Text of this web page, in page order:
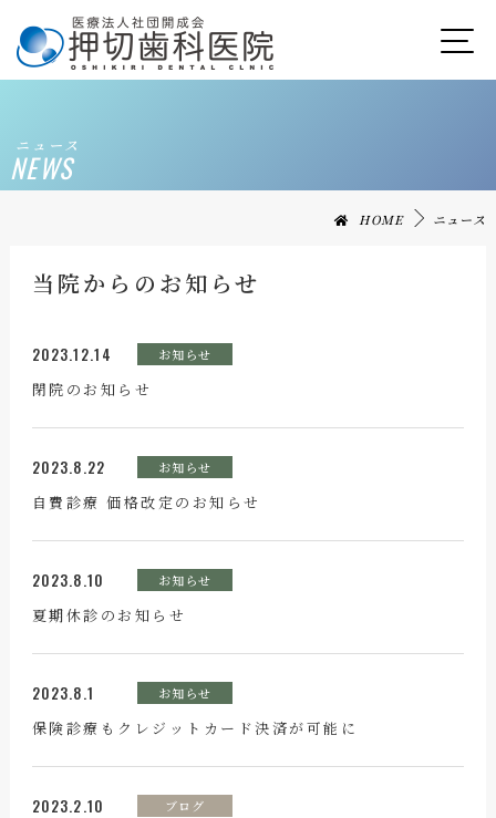
ニュース
NEWS
HOME ニュース
当院からのお知らせ
2023.12.14 お知らせ
閉院のお知らせ
2023.8.22 お知らせ
自費診療 価格改定のお知らせ
2023.8.10 お知らせ
夏期休診のお知らせ
2023.8.1 お知らせ
保険診療もクレジットカード決済が可能に
2023.2.10 ブログ